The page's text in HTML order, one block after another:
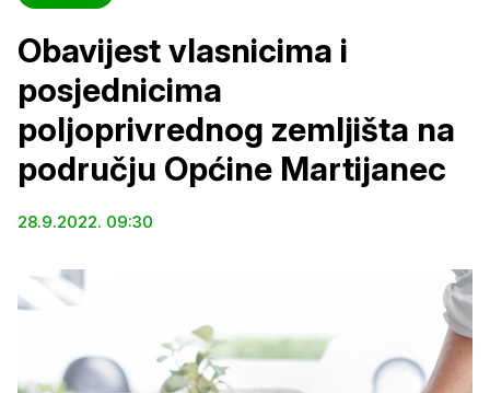
Obavijest vlasnicima i
posjednicima
poljoprivrednog zemljišta na
području Općine Martijanec
28.9.2022. 09:30